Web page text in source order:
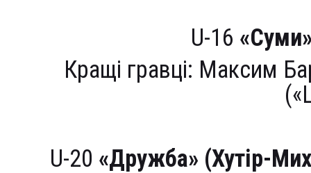
U-16
Кращі гравці: Максим
U-20 «Дружба» (Хутір-